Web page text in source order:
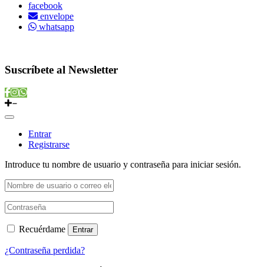
facebook
envelope
whatsapp
Suscríbete al Newsletter
Entrar
Registrarse
Introduce tu nombre de usuario y contraseña para iniciar sesión.
Recuérdame Entrar
¿Contraseña perdida?